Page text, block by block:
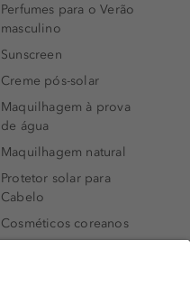
Perfumes para o Verão
masculino
Sunscreen
Creme pós-solar
Maquilhagem à prova
de água
Maquilhagem natural
Protetor solar para
Cabelo
Cosméticos coreanos